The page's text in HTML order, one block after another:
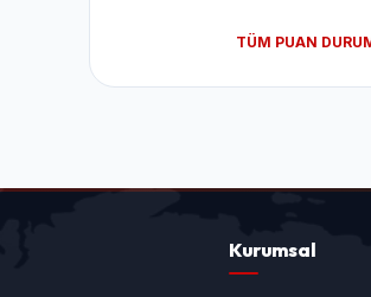
TÜM PUAN
Kurumsal